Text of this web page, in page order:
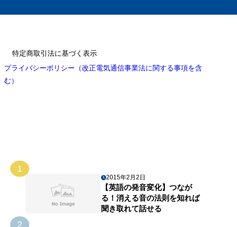
特定商取引法に基づく表示
プライバシーポリシー（改正電気通信事業法に関する事項を含
む）
1
2015年2月2日
【英語の発音変化】つなが
る！消える音の法則を知れば
聞き取れて話せる
2